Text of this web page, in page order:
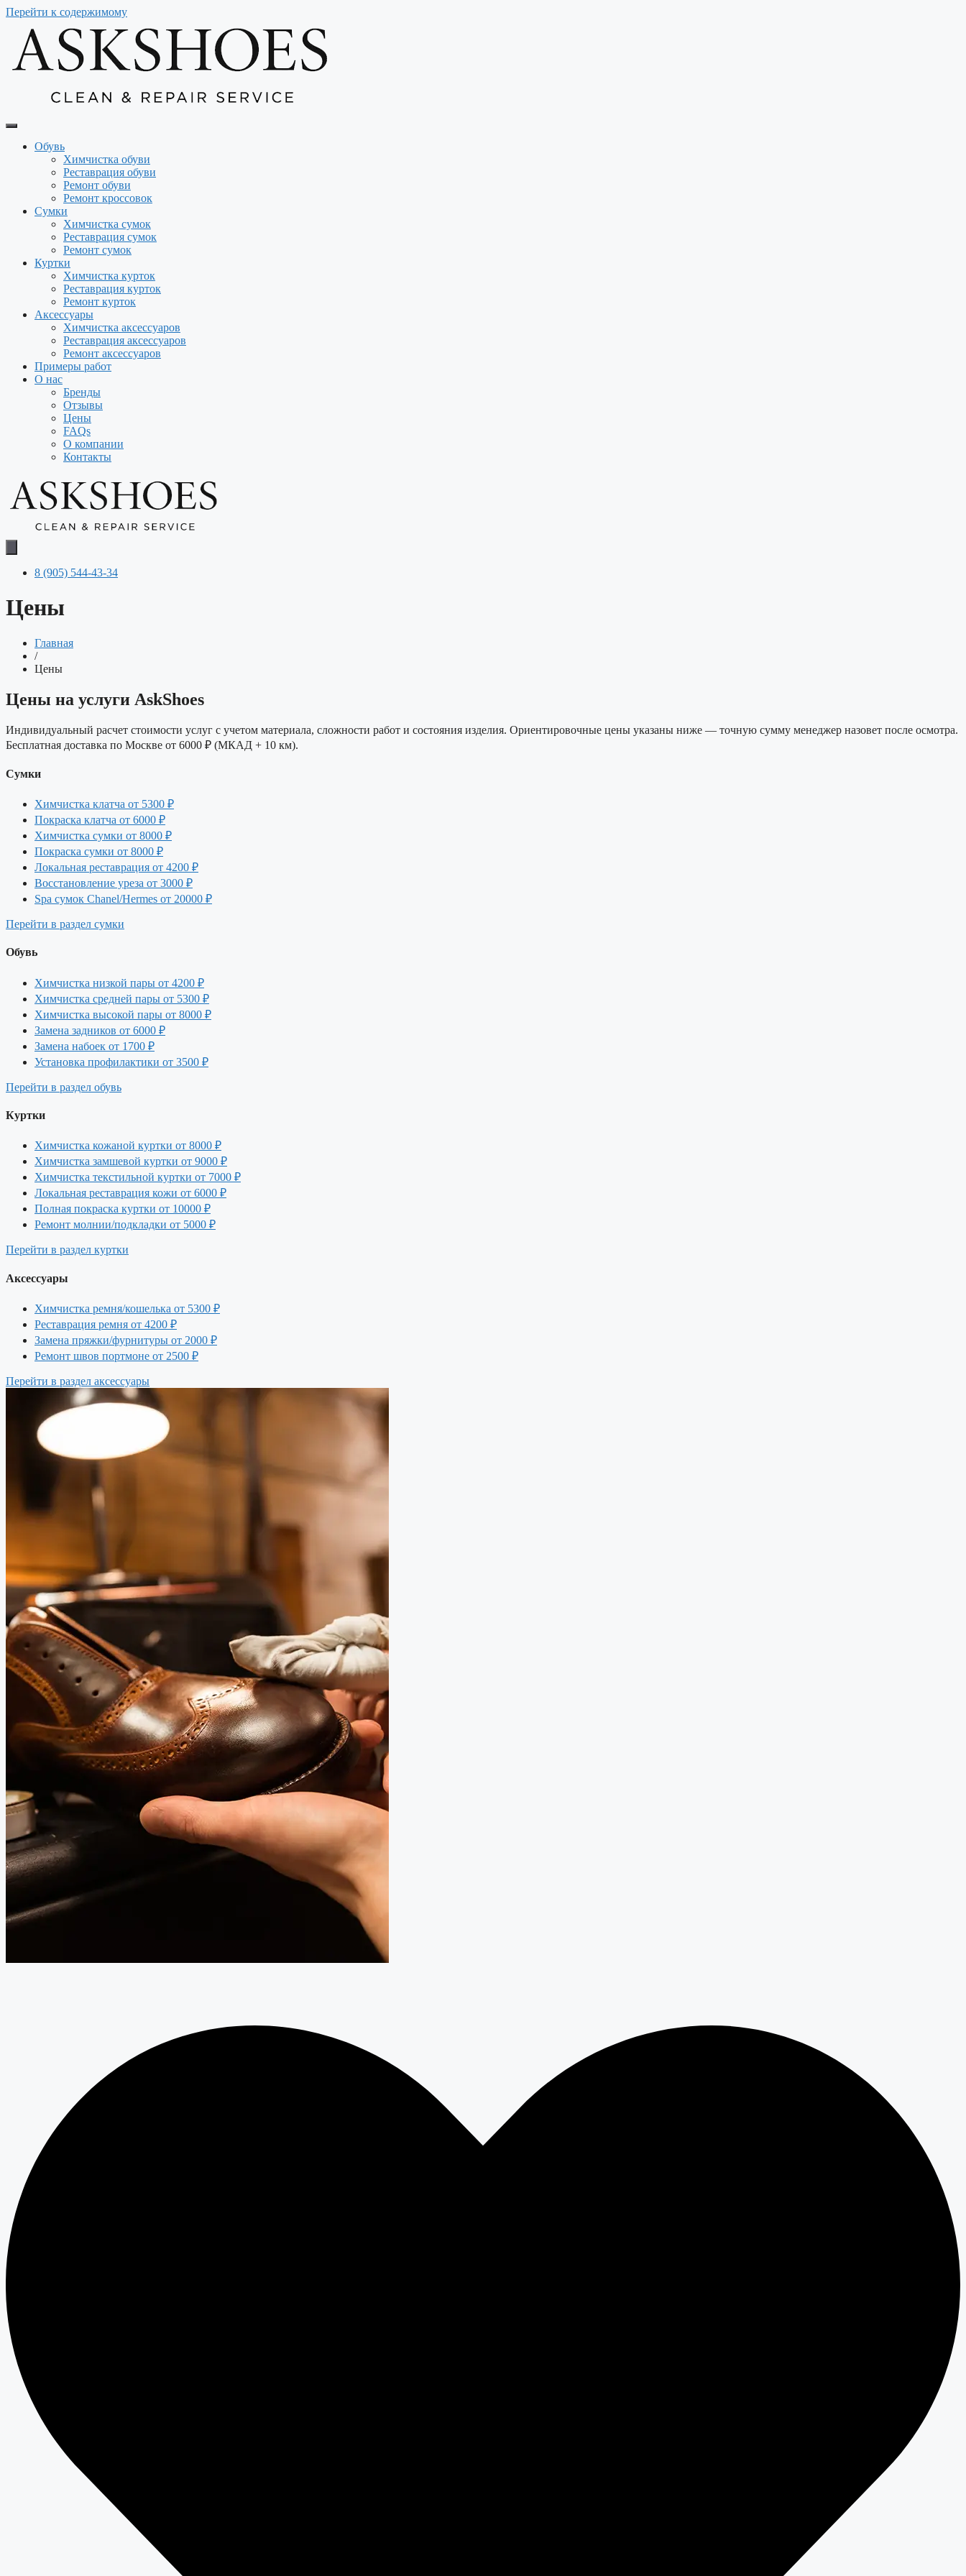
Перейти к содержимому
Обувь
Химчистка обуви
Реставрация обуви
Ремонт обуви
Ремонт кроссовок
Сумки
Химчистка сумок
Реставрация сумок
Ремонт сумок
Куртки
Химчистка курток
Реставрация курток
Ремонт курток
Аксессуары
Химчистка аксессуаров
Реставрация аксессуаров
Ремонт аксессуаров
Примеры работ
О нас
Бренды
Отзывы
Цены
FAQs
О компании
Контакты
8 (905) 544-43-34
Цены
Главная
/
Цены
Цены на услуги AskShoes
Индивидуальный расчет стоимости услуг с учетом материала, сложности работ и состояния изделия. Ориентировочные цены указаны ниже — точную сумму менеджер назовет после осмотра.
Бесплатная доставка по Москве от 6000 ₽ (МКАД + 10 км).
Сумки
Химчистка клатча от 5300 ₽
Покраска клатча от 6000 ₽
Химчистка сумки от 8000 ₽
Покраска сумки от 8000 ₽
Локальная реставрация от 4200 ₽
Восстановление уреза от 3000 ₽
Spa сумок Chanel/Hermes от 20000 ₽
Перейти в раздел сумки
Обувь
Химчистка низкой пары от 4200 ₽
Химчистка средней пары от 5300 ₽
Химчистка высокой пары от 8000 ₽
Замена задников от 6000 ₽
Замена набоек от 1700 ₽
Установка профилактики от 3500 ₽
Перейти в раздел обувь
Куртки
Химчистка кожаной куртки от 8000 ₽
Химчистка замшевой куртки от 9000 ₽
Химчистка текстильной куртки от 7000 ₽
Локальная реставрация кожи от 6000 ₽
Полная покраска куртки от 10000 ₽
Ремонт молнии/подкладки от 5000 ₽
Перейти в раздел куртки
Аксессуары
Химчистка ремня/кошелька от 5300 ₽
Реставрация ремня от 4200 ₽
Замена пряжки/фурнитуры от 2000 ₽
Ремонт швов портмоне от 2500 ₽
Перейти в раздел аксессуары